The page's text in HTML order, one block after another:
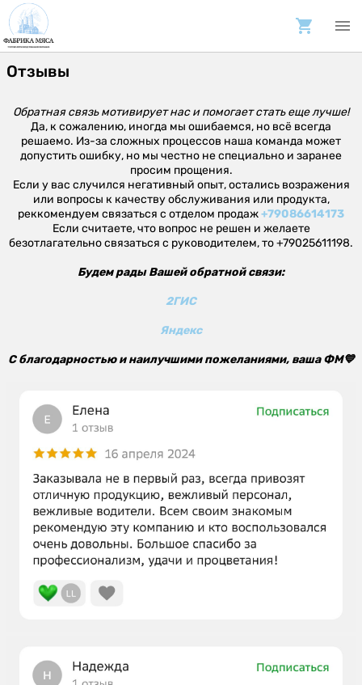
Отзывы
Обратная связь мотивирует нас и помогает стать еще лучше!
Да, к сожалению, иногда мы ошибаемся, но всё всегда
решаемо. Из-за сложных процессов наша команда может
допустить ошибку, но мы честно не специально и заранее
просим прощения.
Если у вас случился негативный опыт, остались возражения
или вопросы к качеству обслуживания или продукта,
реккомендуем связаться с отделом продаж+79086614173
Если считаете, что вопрос не решен и желаете
безотлагательно связаться с руководителем, то +79025611198.
Будем рады Вашей обратной связи:
2ГИС
Яндекс
С благодарностью и наилучшими пожеланиями, ваша ФМ💙